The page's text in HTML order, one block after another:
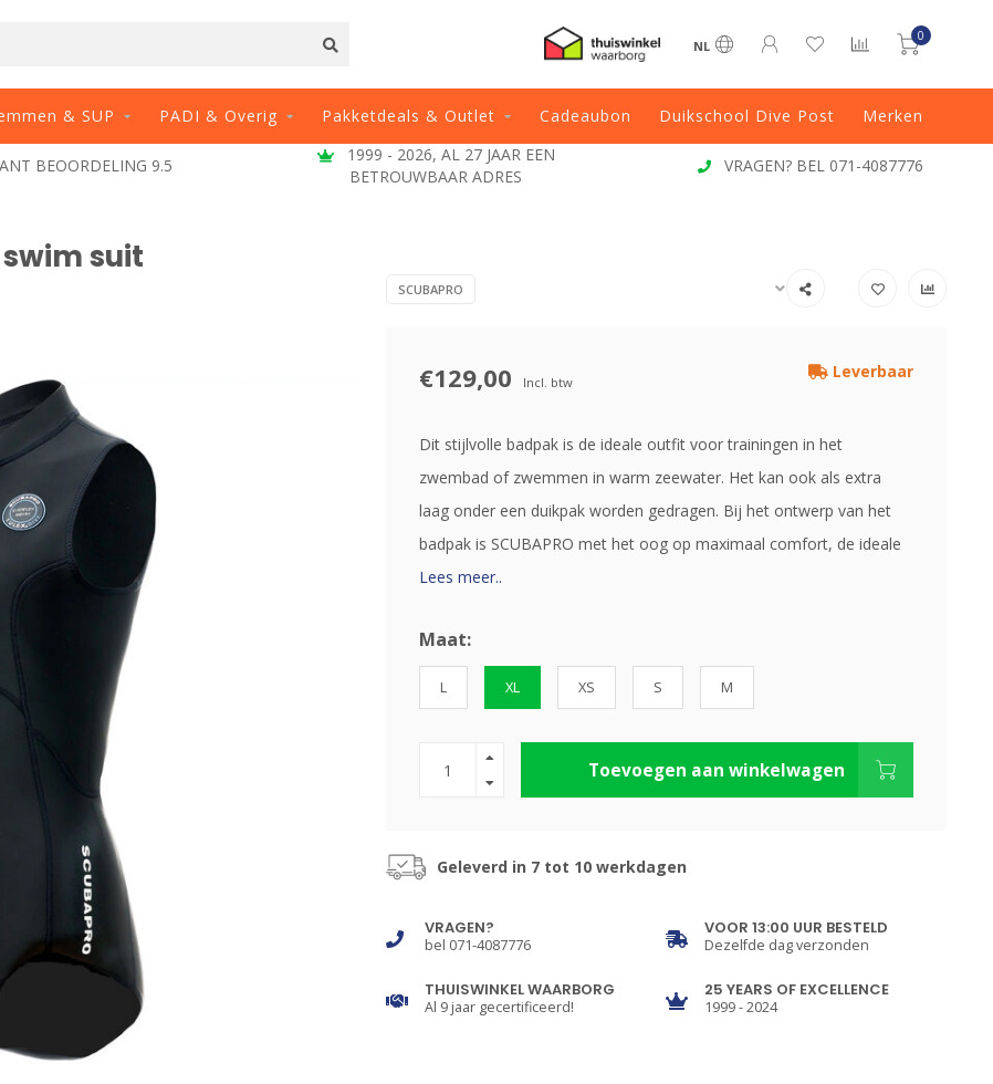
NL
0
& SUP PADI & Overig Pakketdeals & Outlet Cadeaubon Duikschool Dive Post Merken
BEOORDELING 9.5
1999 - 2026, AL 27 JAAR EEN
BETROUWBAAR ADRES
VRAGEN? BEL 071-4087776
suit
SCUBAPRO
€129,00 Incl. btw
Leverbaar
Dit stijlvolle badpak is de ideale outfit voor trainingen in het
zwembad of zwemmen in warm zeewater. Het kan ook als extra
laag onder een duikpak worden gedragen. Bij het ontwerp van het
badpak is SCUBAPRO met het oog op maximaal comfort, de ideale
Lees meer..
Maat:
L XL XS S M
Toevoegen aan winkelwagen
Geleverd in 7 tot 10 werkdagen
VRAGEN?
bel 071-4087776
VOOR 13:00 UUR BESTELD
Dezelfde dag verzonden
THUISWINKEL WAARBORG
Al 9 jaar gecertificeerd!
25 YEARS OF EXCELLENCE
1999 - 2024